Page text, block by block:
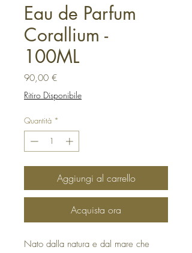
Eau de Parfum
Corallium -
100ML
90,00 €Prezzo
Ritiro Disponibile
Quantità *
Aggiungi al carrello
Acquista ora
Nato dalla natura e dal mare che